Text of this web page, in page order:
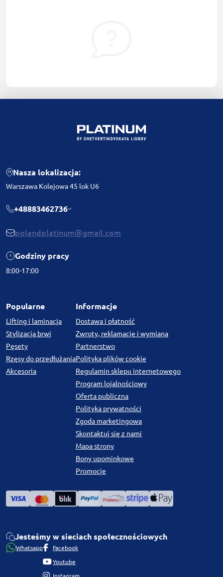
Nasza lokalizacja:
Warszawa Kolejowa 45 lok U6
+48883462736
polandplatinum@gmail.com
Godziny pracy
8:00-17:00
Popularne
Lifting i laminacja
Stylizacja brwi
Pęsety
Rzęsy do przedłużania
Akcesoria
Informacje
Dostawa i płatność
Zwroty, reklamacje i wymiana
Partnerstwo
Polityka plików cookie
Regulamin sklepu internetowego
Program lojalnościowy
Oferta publiczna
Polityka prywatności
Zgoda marketingowa
Skontaktuj się z nami
Mapa strony
Bony upominkowe
Promocje
Jesteśmy w sieciach społecznościowych
Whatsapp Facebook
Youtube
Instagram